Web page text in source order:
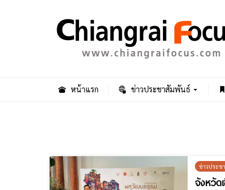
หน้าแรก ข่าวประชาสัมพันธ์
ข่าวประช
จังหวัด